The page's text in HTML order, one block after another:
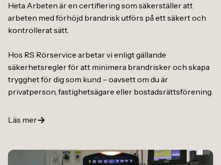
Heta Arbeten är en certifiering som säkerställer att
arbeten med förhöjd brandrisk utförs på ett säkert och
kontrollerat sätt.
Hos RS Rörservice arbetar vi enligt gällande
säkerhetsregler för att minimera brandrisker och skapa
trygghet för dig som kund – oavsett om du är
privatperson, fastighetsägare eller bostadsrättsförening.
Läs mer